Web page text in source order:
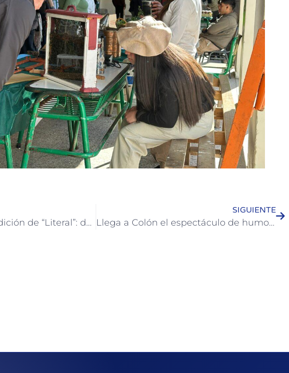
Colón vivirá la 2ª edición de “Literal”: dos días de libros, cultura, juegos y encuentro
SIGUIENTE
Llega a Colón el espectáculo de humor más premiado del año: “Tarico on the Rotemberg”